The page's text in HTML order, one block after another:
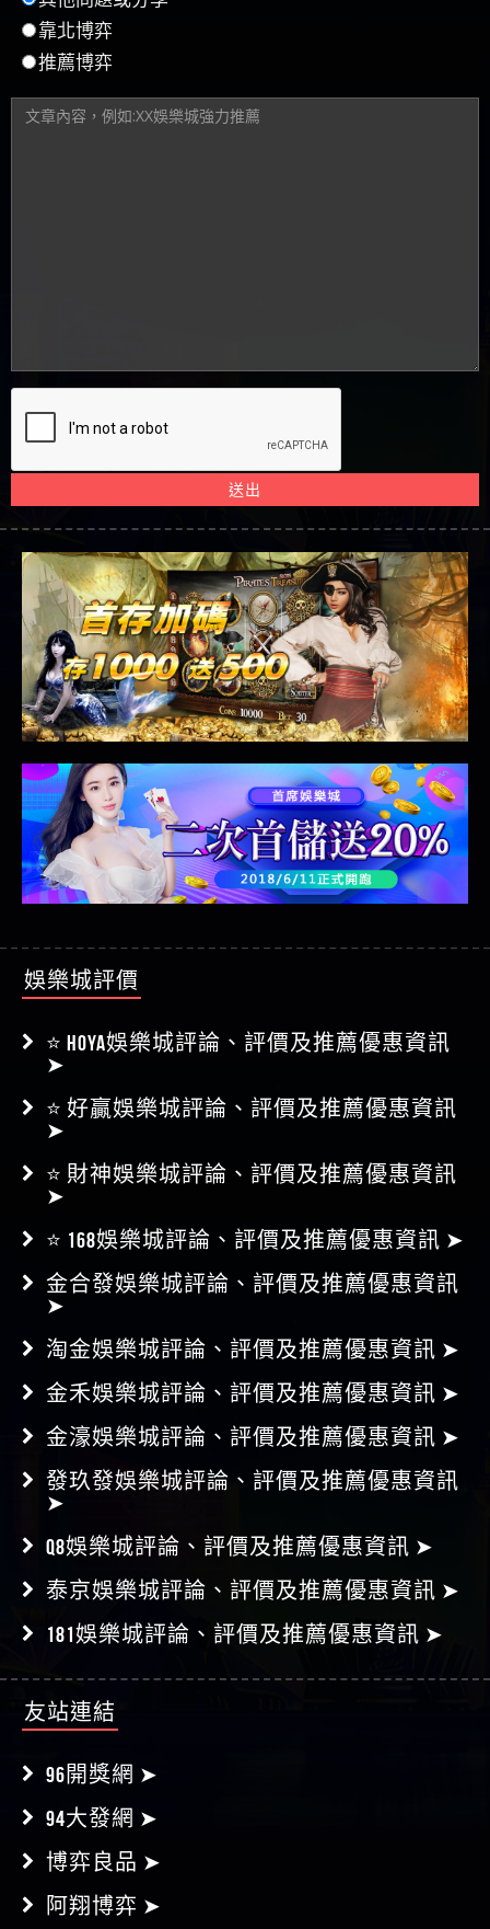
推薦博弈
⭐ HOYA娛樂城評論、評價及推薦優惠資訊
⭐ 好贏娛樂城評論、評價及推薦優惠資訊
➤
⭐ 財神娛樂城評論、評價及推薦優惠資訊
➤
⭐ 168娛樂城評論、評價及推薦優惠資訊 ➤
金合發娛樂城評論、評價及推薦優惠資訊
淘金娛樂城評論、評價及推薦優惠資訊 ➤
金禾娛樂城評論、評價及推薦優惠資訊 ➤
金濠娛樂城評論、評價及推薦優惠資訊 ➤
發玖發娛樂城評論、評價及推薦優惠資訊
➤
Q8娛樂城評論、評價及推薦優惠資訊 ➤
泰京娛樂城評論、評價及推薦優惠資訊 ➤
181娛樂城評論、評價及推薦優惠資訊 ➤
96開獎網 ➤
94大發網 ➤
博弈良品 ➤
阿翔博弈 ➤
好贏娛樂城 ➤